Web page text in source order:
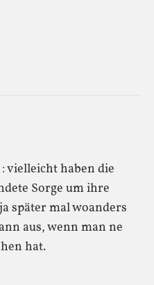
vielleicht haben die
Sorge um ihre
später mal woanders
aus, wenn man ne
hat.